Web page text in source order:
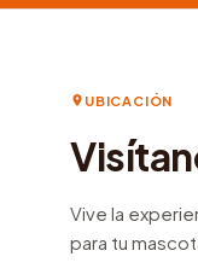
UBICACIÓN
Vive la
para tu